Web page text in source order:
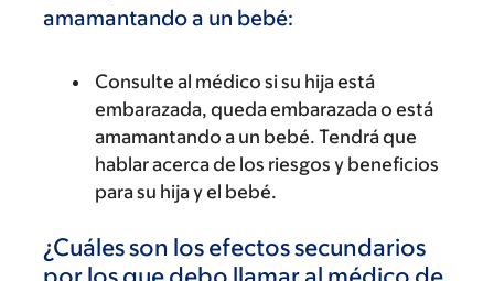
amamantando a un bebé:
Consulte al médico si su hija está
embarazada, queda embarazada o está
amamantando a un bebé. Tendrá que
hablar acerca de los riesgos y beneficios
para su hija y el bebé.
¿Cuáles son los efectos secundarios